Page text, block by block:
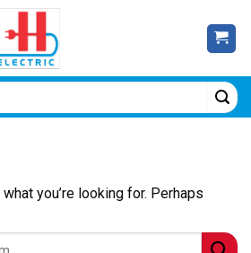
you’re looking for. Perhaps